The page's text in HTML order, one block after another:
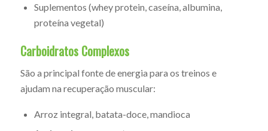
Suplementos (whey protein, caseína, albumina,
proteína vegetal)
Carboidratos Complexos
São a principal fonte de energia para os treinos e
ajudam na recuperação muscular:
Arroz integral, batata-doce, mandioca